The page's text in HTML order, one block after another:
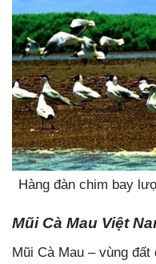
Hàng đàn chim bay
Mũi Cà Mau Việt
Mũi Cà Mau – vùng